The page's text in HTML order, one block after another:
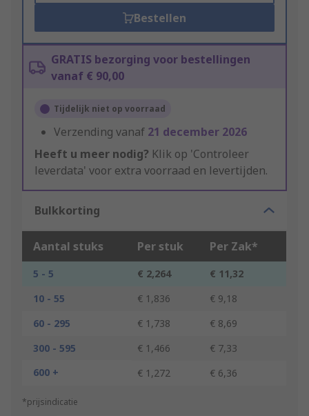
Bestellen
GRATIS bezorging voor bestellingen
vanaf € 90,00
Tijdelijk niet op voorraad
Verzending vanaf 21 december 2026
Heeft u meer nodig? Klik op 'Controleer
leverdata' voor extra voorraad en levertijden.
Bulkkorting
Aantal stuks Per stuk Per Zak*
5 - 5 € 2,264
€ 11,32
10 - 55
€ 1,836
€ 9,18
60 - 295
€ 1,738
€ 8,69
300 - 595
€ 1,466
€ 7,33
600 +
€ 1,272 € 6,36
*prijsindicatie